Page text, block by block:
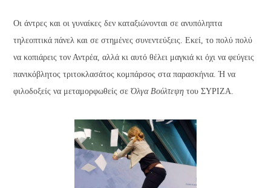
Οι άντρες και οι γυναίκες δεν καταξιώνονται σε ανυπόληπτα
τηλεοπτικά πάνελ και σε στημένες συνεντεύξεις. Εκεί, το πολύ πολύ
να κοπιάρεις τον Αντρέα, αλλά κι αυτό θέλει μαγκιά κι όχι να φεύγεις
πανικόβλητος τριτοκλασάτος κομπάρσος στα παρασκήνια. Ή να
φιλοδοξείς να μεταμορφωθείς σεΌλγα Βούλτεψη του ΣΥΡΙΖΑ.